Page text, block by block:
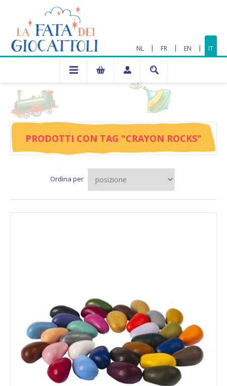
NL | FR | EN | IT
PRODOTTI CON TAG "CRAYON ROCKS"
Ordina per